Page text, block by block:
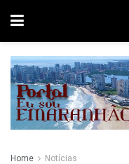
Home Notícias